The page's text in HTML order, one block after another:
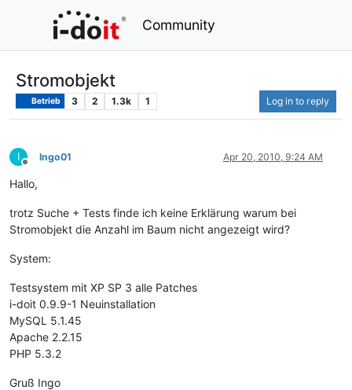
Community
Stromobjekt
Betrieb 3 2 1.3k 1 Log in to reply
I
Offline
Ingo01 Apr 20, 2010, 9:24 AM
Hallo,
trotz Suche + Tests finde ich keine Erklärung warum bei
Stromobjekt die Anzahl im Baum nicht angezeigt wird?
System:
Testsystem mit XP SP 3 alle Patches
i-doit 0.9.9-1 Neuinstallation
MySQL 5.1.45
Apache 2.2.15
PHP 5.3.2
Gruß Ingo